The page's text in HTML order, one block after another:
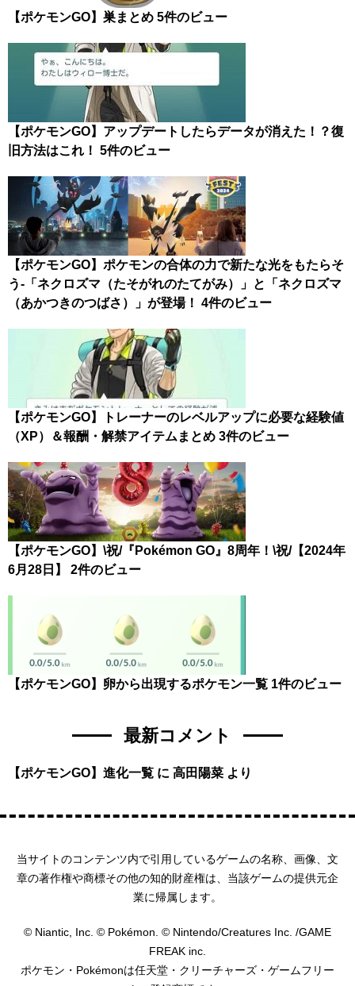
【ポケモンGO】巣まとめ 5件のビュー
【ポケモンGO】アップデートしたらデータが消えた！？復
旧方法はこれ！ 5件のビュー
【ポケモンGO】ポケモンの合体の力で新たな光をもたらそ
う-「ネクロズマ（たそがれのたてがみ）」と「ネクロズマ
（あかつきのつばさ）」が登場！ 4件のビュー
【ポケモンGO】トレーナーのレベルアップに必要な経験値
（XP）＆報酬・解禁アイテムまとめ 3件のビュー
【ポケモンGO】\祝/『Pokémon GO』8周年！\祝/【2024年
6月28日】
2件のビュー
【ポケモンGO】卵から出現するポケモン一覧 1件のビュー
最新コメント
【ポケモンGO】進化一覧 に 高田陽菜 より
当サイトのコンテンツ内で引用しているゲームの名称、画像、文
章の著作権や商標その他の知的財産権は、当該ゲームの提供元企
業に帰属します。
© Niantic, Inc. © Pokémon. © Nintendo/Creatures Inc. /GAME
FREAK inc.
ポケモン・Pokémonは任天堂・クリーチャーズ・ゲームフリー